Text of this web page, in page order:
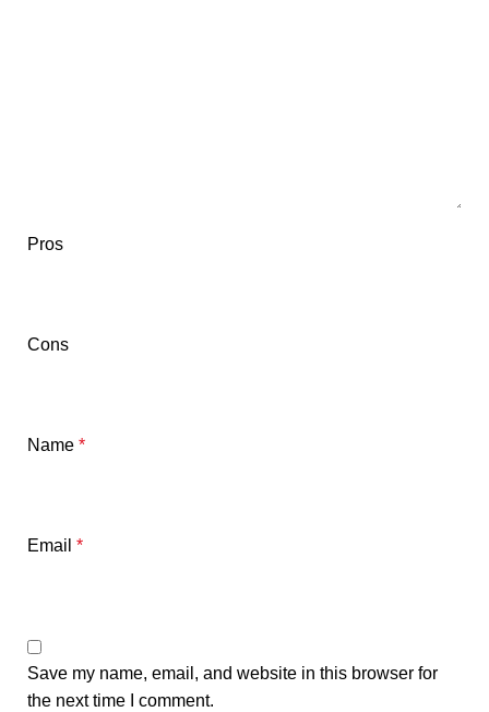
Pros
Cons
Name *
Email *
Save my name, email, and website in this browser for
the next time I comment.